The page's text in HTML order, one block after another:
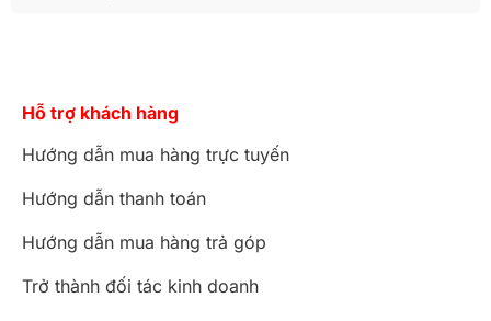
áo gia đình vừa là tủ trang trí, tạo điểm nhấn cho
không gian. Tủ áo 3 cánh nổi bật với sự đa năng,
tiện dụng, sẵn sàng đáp ứng nhu cầu sử dụng.
Tủ quần áo hương đá sử dụng những hoa văn chỉ
đơn giản. Các đường vân gỗ là điểm nhấn nổi bật
Hỗ trợ khách hàng
Hướng dẫn mua hàng trực tuyến
Hướng dẫn thanh toán
Hướng dẫn mua hàng trả góp
Trở thành đối tác kinh doanh